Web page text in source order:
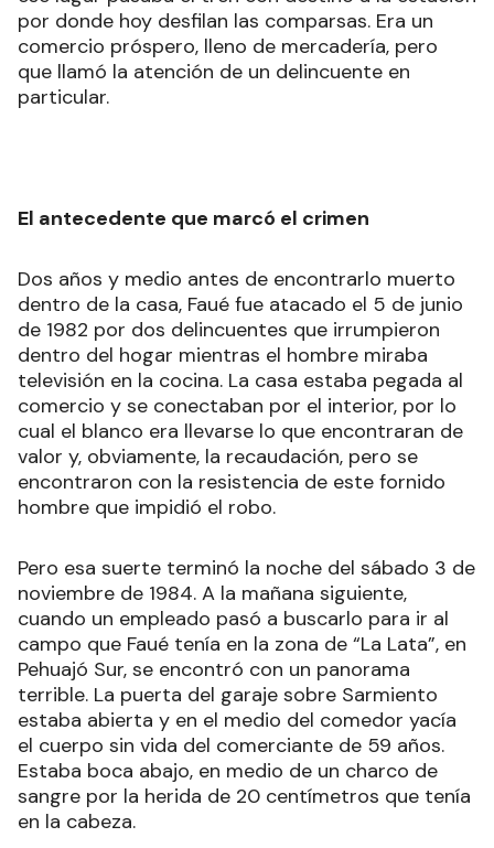
por donde hoy desfilan las comparsas. Era un
comercio próspero, lleno de mercadería, pero
que llamó la atención de un delincuente en
particular.
El antecedente que marcó el crimen
Dos años y medio antes de encontrarlo muerto
dentro de la casa, Faué fue atacado el 5 de junio
de 1982 por dos delincuentes que irrumpieron
dentro del hogar mientras el hombre miraba
televisión en la cocina. La casa estaba pegada al
comercio y se conectaban por el interior, por lo
cual el blanco era llevarse lo que encontraran de
valor y, obviamente, la recaudación, pero se
encontraron con la resistencia de este fornido
hombre que impidió el robo.
Pero esa suerte terminó la noche del sábado 3 de
noviembre de 1984. A la mañana siguiente,
cuando un empleado pasó a buscarlo para ir al
campo que Faué tenía en la zona de “La Lata”, en
Pehuajó Sur, se encontró con un panorama
terrible. La puerta del garaje sobre Sarmiento
estaba abierta y en el medio del comedor yacía
el cuerpo sin vida del comerciante de 59 años.
Estaba boca abajo, en medio de un charco de
sangre por la herida de 20 centímetros que tenía
en la cabeza.